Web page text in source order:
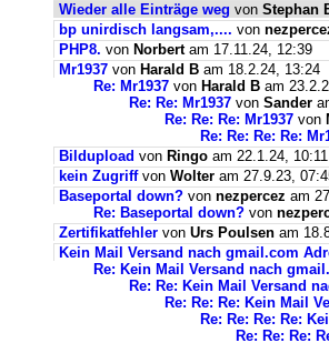
Wieder alle Einträge weg von Stephan
bp unirdisch langsam,.... von
PHP8. von Norbertam 17.11.24, 12:39
Mr1937 von Harald B am 18.2.24, 13:24
Re: Mr1937 von Harald B am
Re: Re: Mr1937 von Sander
Re: Re: Re: Mr1937 von
Re: Re: Re: Re:
Bildupload von Ringo am 22.1.24, 10:11
kein Zugriffvon Wolter am 27.9.23,
Baseportal down? von nezpercez am
Re: Baseportal down? von
Zertifikatfehler von Urs Poulsen am
Kein Mail Versand nach gmail.com
Re: Kein Mail Versand nach
Re: Re: Kein Mail Versand
Re: Re: Re: Kein Mail
Re: Re: Re: Re:
Re: Re: Re: